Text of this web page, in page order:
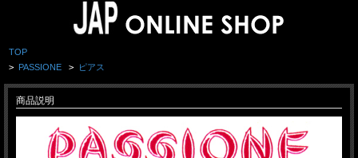
TOP
> PASSIONE > ピアス
商品説明